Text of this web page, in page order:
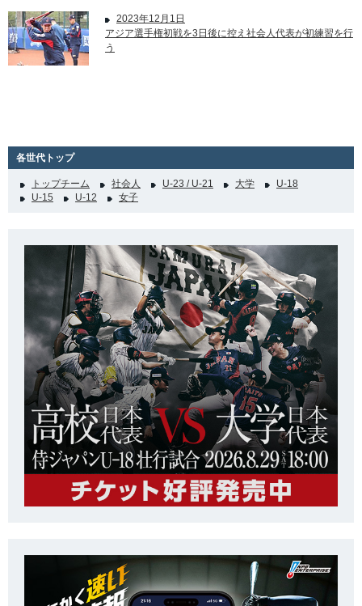
2023年12月1日
アジア選手権初戦を3日後に控え社会人代表が初練習を行
う
各世代トップ
トップチーム 社会人 U-23 / U-21 大学
U-18
U-15
U-12 女子